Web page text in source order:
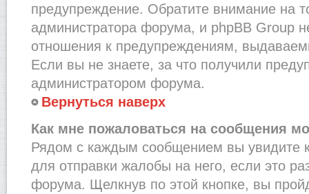
предупреждение. Обратите внимание на
администратора форума, и phpBB Group
отношения к предупреждениям,
Если вы не знаете, за что получили
администратором форума.
Вернуться наверх
Как мне пожаловаться на сообщения
Рядом с каждым сообщением вы увидите
для отправки жалобы на него, если это
форума. Щелкнув по этой кнопке, вы